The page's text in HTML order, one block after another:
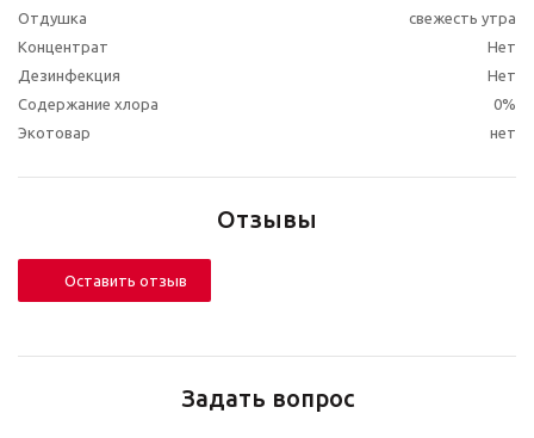
Отдушка
свежесть утра
Концентрат
Нет
Дезинфекция
Нет
Содержание хлора
0%
Экотовар
нет
Отзывы
Оставить отзыв
Задать вопрос